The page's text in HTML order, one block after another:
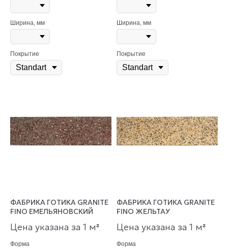
Ширина, мм
Покрытие
Ширина, мм
Покрытие
ФАБРИКА ГОТИКА GRANITE
FINO ЕМЕЛЬЯНОВСКИЙ
Цена указана за 1 м²
Форма
ФАБРИКА ГОТИКА GRANITE
FINO ЖЕЛЬТАУ
Цена указана за 1 м²
Форма